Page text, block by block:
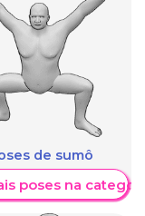
de sumô
poses na